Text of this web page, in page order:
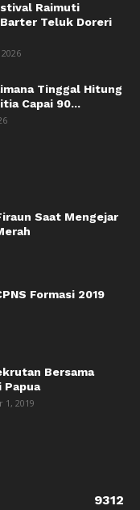
Raimuti
Teluk Doreri
Tinggal Hitung
Capai 90...
Saat Mengejar
Formasi 2019
Bersama
1, 2019
9312